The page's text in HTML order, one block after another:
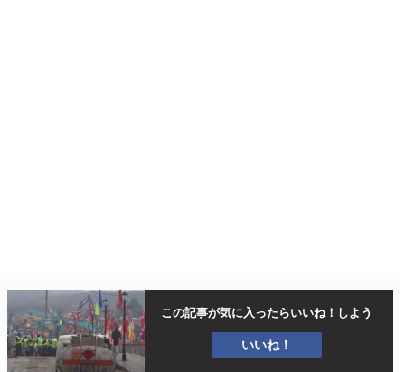
この記事が気に入ったらいいね！しよう
いいね！